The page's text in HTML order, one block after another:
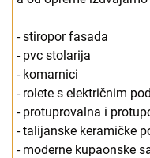
- stiropor fasada
- pvc stolarija
- komarnici
- rolete s električnim
- protuprovalna i
- talijanske keramičke
- moderne kupaonske